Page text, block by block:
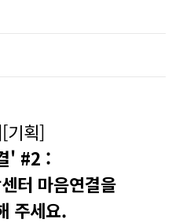
기획]
' #2 :
터 마음연결을
주세요.